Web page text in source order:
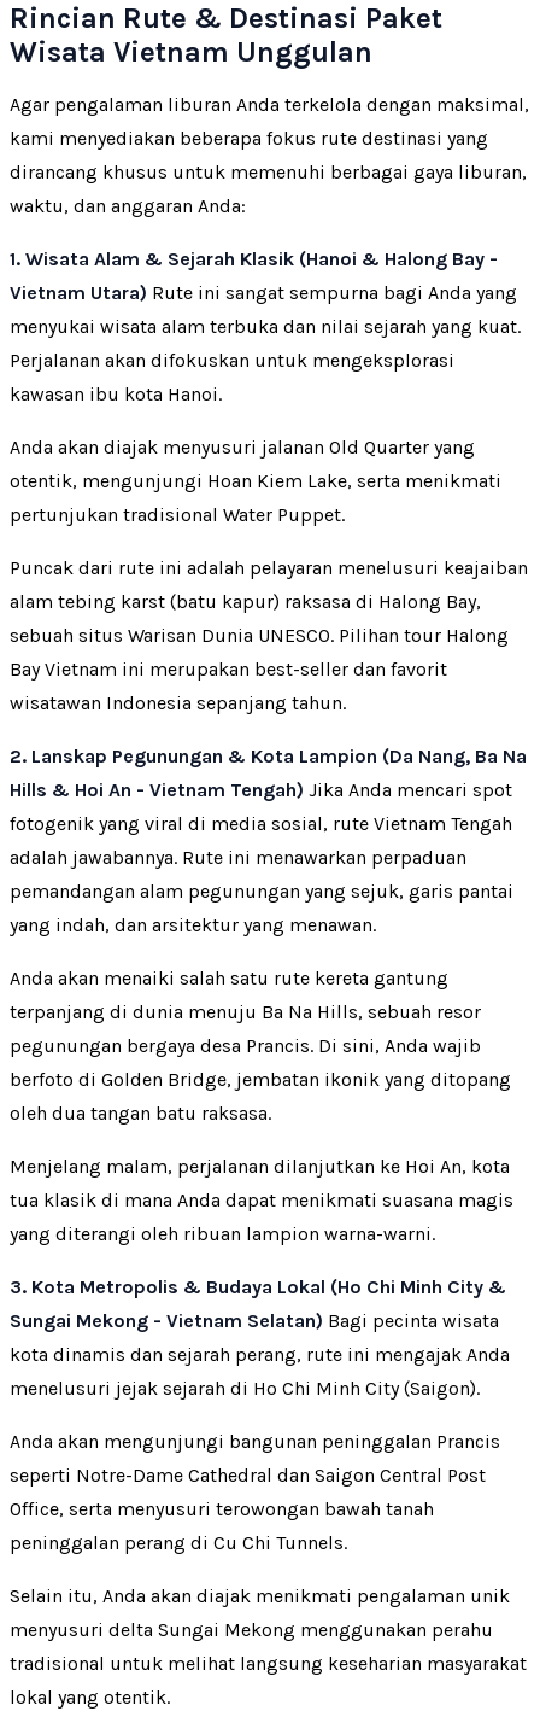
Rincian Rute & Destinasi Paket
Wisata Vietnam Unggulan
Agar pengalaman liburan Anda terkelola dengan maksimal,
kami menyediakan beberapa fokus rute destinasi yang
dirancang khusus untuk memenuhi berbagai gaya liburan,
waktu, dan anggaran Anda:
1. Wisata Alam & Sejarah Klasik (Hanoi & Halong Bay -
Vietnam Utara) Rute ini sangat sempurna bagi Anda yang
menyukai wisata alam terbuka dan nilai sejarah yang kuat.
Perjalanan akan difokuskan untuk mengeksplorasi
kawasan ibu kota Hanoi.
Anda akan diajak menyusuri jalanan Old Quarter yang
otentik, mengunjungi Hoan Kiem Lake, serta menikmati
pertunjukan tradisional Water Puppet.
Puncak dari rute ini adalah pelayaran menelusuri keajaiban
alam tebing karst (batu kapur) raksasa di Halong Bay,
sebuah situs Warisan Dunia UNESCO. Pilihan tour Halong
Bay Vietnam ini merupakan best-seller dan favorit
wisatawan Indonesia sepanjang tahun.
2. Lanskap Pegunungan & Kota Lampion (Da Nang, Ba Na
Hills & Hoi An - Vietnam Tengah) Jika Anda mencari spot
fotogenik yang viral di media sosial, rute Vietnam Tengah
adalah jawabannya. Rute ini menawarkan perpaduan
pemandangan alam pegunungan yang sejuk, garis pantai
yang indah, dan arsitektur yang menawan.
Anda akan menaiki salah satu rute kereta gantung
terpanjang di dunia menuju Ba Na Hills, sebuah resor
pegunungan bergaya desa Prancis. Di sini, Anda wajib
berfoto di Golden Bridge, jembatan ikonik yang ditopang
oleh dua tangan batu raksasa.
Menjelang malam, perjalanan dilanjutkan ke Hoi An, kota
tua klasik di mana Anda dapat menikmati suasana magis
yang diterangi oleh ribuan lampion warna-warni.
3. Kota Metropolis & Budaya Lokal (Ho Chi Minh City &
Sungai Mekong - Vietnam Selatan) Bagi pecinta wisata
kota dinamis dan sejarah perang, rute ini mengajak Anda
menelusuri jejak sejarah di Ho Chi Minh City (Saigon).
Anda akan mengunjungi bangunan peninggalan Prancis
seperti Notre-Dame Cathedral dan Saigon Central Post
Office, serta menyusuri terowongan bawah tanah
peninggalan perang di Cu Chi Tunnels.
Selain itu, Anda akan diajak menikmati pengalaman unik
menyusuri delta Sungai Mekong menggunakan perahu
tradisional untuk melihat langsung keseharian masyarakat
lokal yang otentik.